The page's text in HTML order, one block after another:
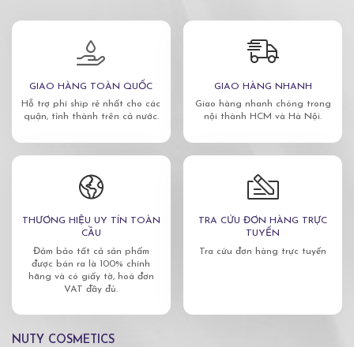
GIAO HÀNG TOÀN QUỐC
Hỗ trợ phí ship rẻ nhất cho các
quận, tỉnh thành trên cả nước.
GIAO HÀNG NHANH
Giao hàng nhanh chóng trong
nội thành HCM và Hà Nội.
THƯƠNG HIỆU UY TÍN TOÀN
CẦU
Đảm bảo tất cả sản phẩm
được bán ra là 100% chính
hãng và có giấy tờ, hoá đơn
VAT đầy đủ.
TRA CỨU ĐƠN HÀNG TRỰC
TUYẾN
Tra cứu đơn hàng trực tuyến
NUTY COSMETICS